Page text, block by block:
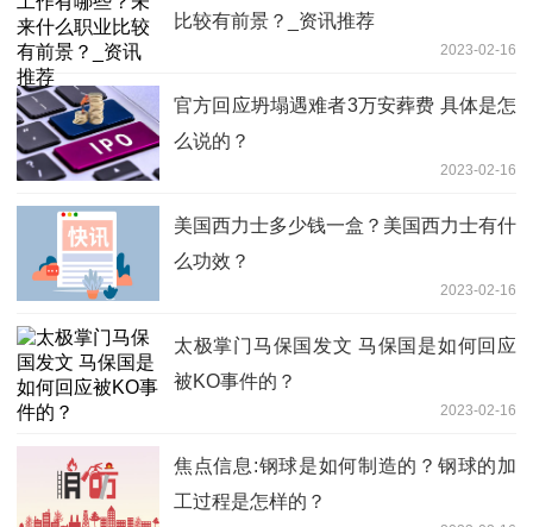
比较有前景？_资讯推荐
2023-02-16
官方回应坍塌遇难者3万安葬费 具体是怎
么说的？
2023-02-16
美国西力士多少钱一盒？美国西力士有什
么功效？
2023-02-16
太极掌门马保国发文 马保国是如何回应
被KO事件的？
2023-02-16
焦点信息:钢球是如何制造的？钢球的加
工过程是怎样的？